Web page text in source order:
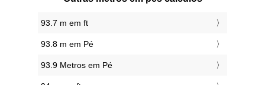
93.7 m em ft
93.8 m em Pé
93.9 Metros em Pé